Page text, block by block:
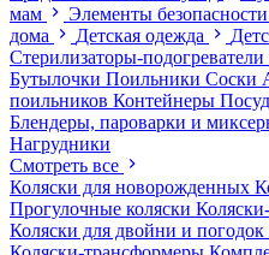
мам
Элементы безопасности
дома
Детская одежда
Стерилизаторы-подогреватели
Бутылочки Поильники Соски
поильников Контейнеры
Блендеры, пароварки и
Нагрудники
Смотреть все
Коляски для новорожденных
Прогулочные коляски
Коляски для двойни и погодок